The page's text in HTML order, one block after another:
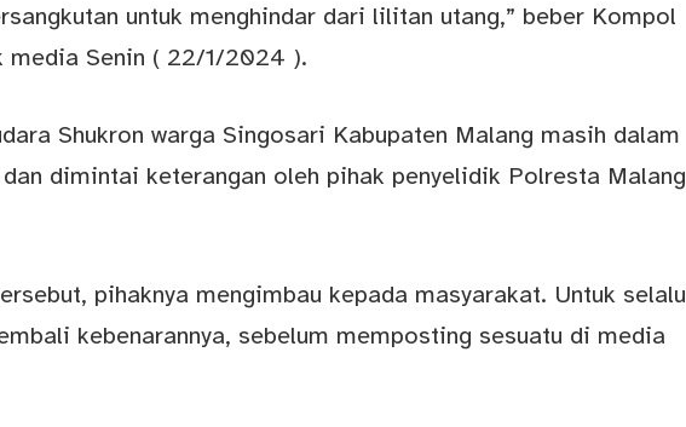
untuk menghindar dari lilitan utang,” beber Kompol
media Senin ( 22/1/2024 ).
Shukron warga Singosari Kabupaten Malang masih dalam
dimintai keterangan oleh pihak penyelidik Polresta Malang
pihaknya mengimbau kepada masyarakat. Untuk selalu
kebenarannya, sebelum memposting sesuatu di media